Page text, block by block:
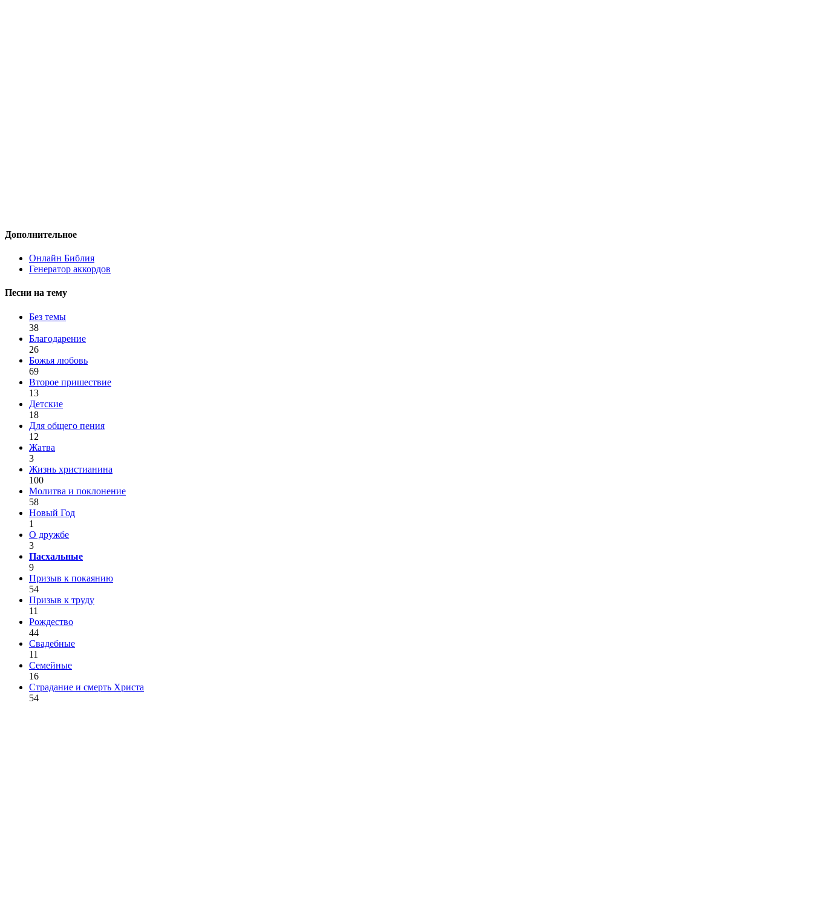
Дополнительное
Онлайн Библия
Генератор аккордов
Песни на тему
Без темы
38
Благодарение
26
Божья любовь
69
Второе пришествие
13
Детские
18
Для общего пения
12
Жатва
3
Жизнь христианина
100
Молитва и поклонение
58
Новый Год
1
О дружбе
3
Пасхальные
9
Призыв к покаянию
54
Призыв к труду
11
Рождество
44
Свадебные
11
Семейные
16
Страдание и смерть Христа
54